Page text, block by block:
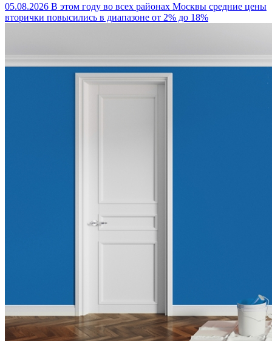
05.08.2026 В этом году во всех районах Москвы средние цены
вторички повысились в диапазоне от 2% до 18%